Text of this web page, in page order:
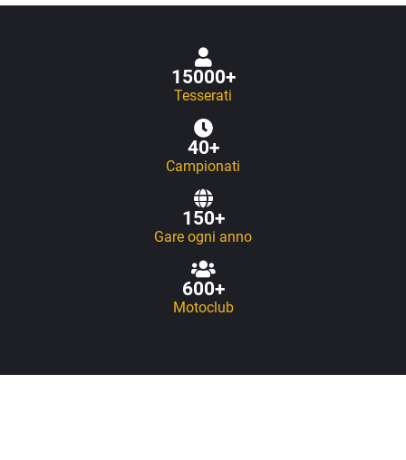
15000+
Tesserati
40+
Campionati
150+
Gare ogni anno
600+
Motoclub